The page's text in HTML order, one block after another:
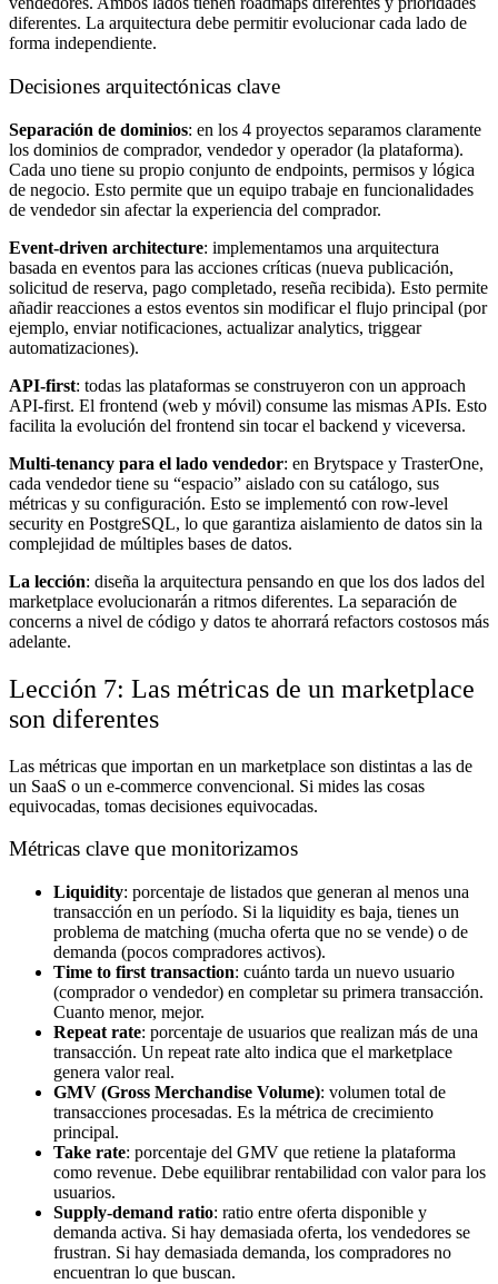
diferentes. La arquitectura debe permitir evolucionar cada lado de
forma independiente.
Decisiones arquitectónicas clave
Separación de dominios: en los 4 proyectos separamos claramente
los dominios de comprador, vendedor y operador (la plataforma).
Cada uno tiene su propio conjunto de endpoints, permisos y lógica
de negocio. Esto permite que un equipo trabaje en funcionalidades
de vendedor sin afectar la experiencia del comprador.
Event-driven architecture: implementamos una arquitectura
basada en eventos para las acciones críticas (nueva publicación,
solicitud de reserva, pago completado, reseña recibida). Esto permite
añadir reacciones a estos eventos sin modificar el flujo principal (por
ejemplo, enviar notificaciones, actualizar analytics, triggear
automatizaciones).
API-first: todas las plataformas se construyeron con un approach
API-first. El frontend (web y móvil) consume las mismas APIs. Esto
facilita la evolución del frontend sin tocar el backend y viceversa.
Multi-tenancy para el lado vendedor: en Brytspace y TrasterOne,
cada vendedor tiene su “espacio” aislado con su catálogo, sus
métricas y su configuración. Esto se implementó con row-level
security en PostgreSQL, lo que garantiza aislamiento de datos sin la
complejidad de múltiples bases de datos.
La lección: diseña la arquitectura pensando en que los dos lados del
marketplace evolucionarán a ritmos diferentes. La separación de
concerns a nivel de código y datos te ahorrará refactors costosos más
adelante.
Lección 7: Las métricas de un marketplace
son diferentes
Las métricas que importan en un marketplace son distintas a las de
un SaaS o un e-commerce convencional. Si mides las cosas
equivocadas, tomas decisiones equivocadas.
Métricas clave que monitorizamos
Liquidity: porcentaje de listados que generan al menos una
transacción en un período. Si la liquidity es baja, tienes un
problema de matching (mucha oferta que no se vende) o de
demanda (pocos compradores activos).
Time to first transaction: cuánto tarda un nuevo usuario
(comprador o vendedor) en completar su primera transacción.
Cuanto menor, mejor.
Repeat rate: porcentaje de usuarios que realizan más de una
transacción. Un repeat rate alto indica que el marketplace
genera valor real.
GMV (Gross Merchandise Volume): volumen total de
transacciones procesadas. Es la métrica de crecimiento
principal.
Take rate: porcentaje del GMV que retiene la plataforma
como revenue. Debe equilibrar rentabilidad con valor para los
usuarios.
Supply-demand ratio: ratio entre oferta disponible y
demanda activa. Si hay demasiada oferta, los vendedores se
frustran. Si hay demasiada demanda, los compradores no
encuentran lo que buscan.